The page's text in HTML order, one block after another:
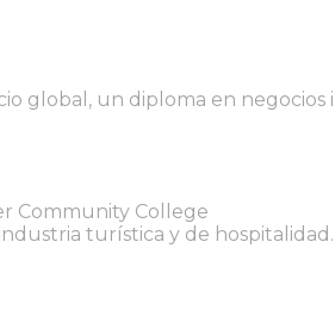
global, un diploma en
Community College
turística y de